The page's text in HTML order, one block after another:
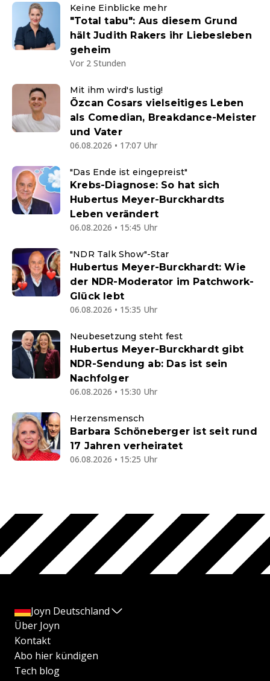
Keine Einblicke mehr
"Total tabu": Aus diesem Grund
hält Judith Rakers ihr Liebesleben
geheim
Vor 2 Stunden
Mit ihm wird's lustig!
Özcan Cosars vielseitiges Leben
als Comedian, Breakdance-Meister
und Vater
06.08.2026 • 17:07 Uhr
"Das Ende ist eingepreist"
Krebs-Diagnose: So hat sich
Hubertus Meyer-Burckhardts
Leben verändert
06.08.2026 • 15:45 Uhr
"NDR Talk Show"-Star
Hubertus Meyer-Burckhardt: Wie
der NDR-Moderator im Patchwork-
Glück lebt
06.08.2026 • 15:35 Uhr
Neubesetzung steht fest
Hubertus Meyer-Burckhardt gibt
NDR-Sendung ab: Das ist sein
Nachfolger
06.08.2026 • 15:30 Uhr
Herzensmensch
Barbara Schöneberger ist seit rund
17 Jahren verheiratet
06.08.2026 • 15:25 Uhr
Joyn Deutschland
Über Joyn
Kontakt
Abo hier kündigen
Tech blog